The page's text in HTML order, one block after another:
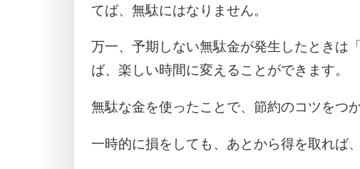
てば、無駄にはなりません。
万一、予期しない無駄金が発生したときは
ば、楽しい時間に変えることができます。
無駄な金を使ったことで、節約のコツをつ
一時的に損をしても、あとから得を取れば